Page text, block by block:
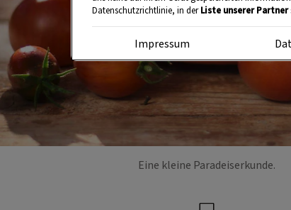
Eine kleine Paradeiserkunde.
Datenschutzrichtlinie, in derListe unserer Partner
Impressum